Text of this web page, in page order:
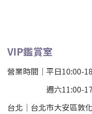
VIP鑑賞室
營業時間｜平日10:00-
週六11:00-17:00(
台北 ｜ 台北市大安區敦